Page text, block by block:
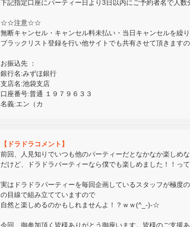
下記指定口座にパーティー日より3日以内にご予約者名で人数
☆☆注意☆☆
無断キャンセル・キャンセル料未払い・当日キャンセルを繰
ブラックリスト登録を行い他サイトでも共有させて頂きます
お振込先 ：
銀行名:みずほ銀行
支店名:池袋支店
口座番号:普通 １９７９６３３
名義:エン（カ
【ドラドラコメント】
前回、人見知りでいつも他のパーティーだとなかなか楽しめ
だけど、ドラドラパーティーなら僕でも楽しめました！！っ
実はドラドラパーティーを毎回企画しているスタッフが極度
の目線で組み立てていますので
自然と楽しめるのかもしれませんよ！？ｗｗ(^_-)-☆
今回、御参加頂く皆様ありがとう御座います。皆様のご支援あ